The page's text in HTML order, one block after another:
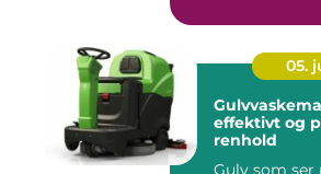
05.
effektivt og
renhold
Gulv som ser